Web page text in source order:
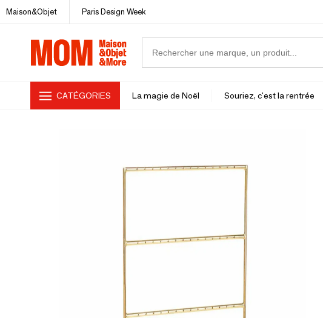
Maison&Objet Paris Design Week
CATÉGORIES La magie de Noël Souriez, c'est la rentrée